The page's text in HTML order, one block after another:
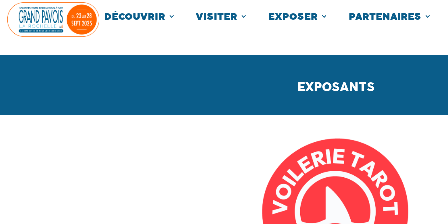
Panneau de gestion des cookies
DÉCOUVRIR VISITER EXPOSER PARTENAIRES
EXPOSANTS